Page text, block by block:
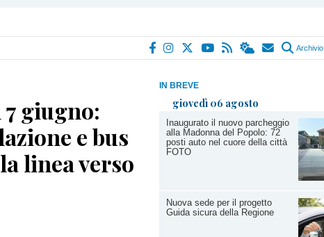
Archivio
IN BREVE
giovedì 06 agosto
Inaugurato il nuovo parcheggio
alla Madonna del Popolo: 72
posti auto nel cuore della città
FOTO
Nuova sede per il progetto
Guida sicura della Regione
giugno:
e bus
linea verso